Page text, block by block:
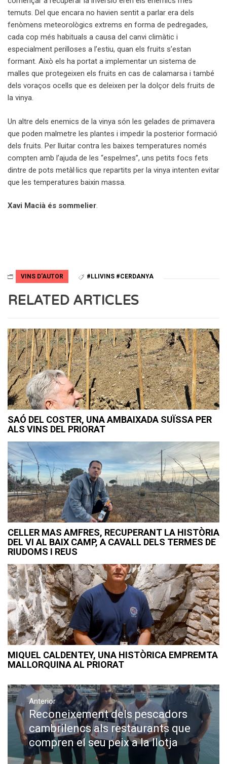
temuts. Del que encara no havien sentit a parlar era dels
fenòmens meteorològics extrems en forma de pedregades,
cada cop més habituals a causa del canvi climàtic i
especialment perilloses a l’estiu, quan els fruits s’estan
formant. Això els ha portat a implementar un sistema de
malles que protegeixen els fruits en cas de calamarsa i també
dels voraços ocells que es deleixen per la dolçor dels fruits de
la vinya.
Un altre dels enemics de la vinya són les gelades de primavera
que poden malmetre les plantes i impedir la posterior formació
dels fruits. Per lluitar contra les baixes temperatures només
compten amb l’ajuda de les “espelmes”, uns petits focs fets
dintre de pots metàl·lics que repartits per la vinya intenten evitar
que les temperatures baixin massa.
Xavi Macià és sommelier.
VINS D'AUTOR #LLIVINS #CERDANYA
RELATED ARTICLES
SAÓ DEL COSTER, UNA AMBAIXADA SUÏSSA PER
ALS VINS DEL PRIORAT
CELLER MAS AMFRES, RECUPERANT LA HISTÒRIA
DEL VI AL BAIX CAMP, A CAVALL DELS TERMES DE
RIUDOMS I REUS
MIQUEL CALDENTEY, UNA HISTÒRICA EMPREMTA
MALLORQUINA AL PRIORAT
Navegació
d'entrades
Anterior
Previous
post:
Reconeixement dels pescadors
cambrilencs als restaurants que
compren el seu peix a la llotja